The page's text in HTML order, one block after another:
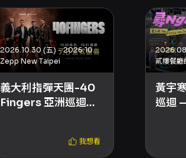
2026.10.30 (五) - 2026.10.31 (六)
Zepp New Taipei
義大利指彈天團-40
Fingers 亞洲巡迴演
我想看
貳樓餐廳
黃宇
巡迴